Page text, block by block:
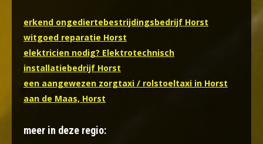
erkend ongediertebestrijdingsbedrijf Horst
witgoed reparatie Horst
elektricien nodig? Elektrotechnisch
installatiebedrijf Horst
een aangewezen zorgtaxi / rolstoeltaxi in Horst
aan de Maas, Horst
meer in deze regio: